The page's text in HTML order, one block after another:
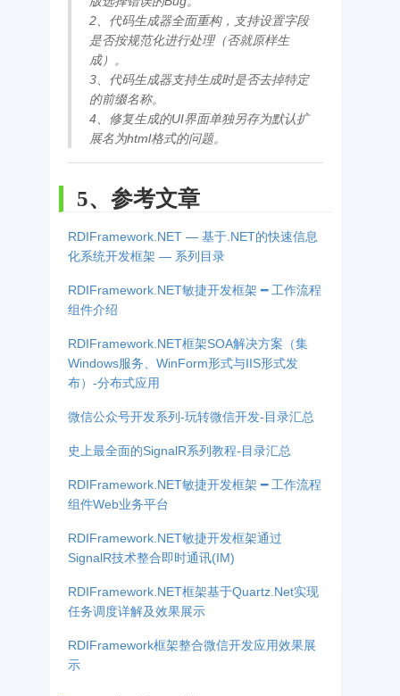
2、代码生成器全面重构，支持设置字段
是否按规范化进行处理（否就原样生
成）。
3、代码生成器支持生成时是否去掉特定
的前缀名称。
4、修复生成的UI界面单独另存为默认扩
展名为html格式的问题。
5、参考文章
RDIFramework.NET — 基于.NET的快速信息
化系统开发框架 — 系列目录
RDIFramework.NET敏捷开发框架 ━ 工作流程
组件介绍
RDIFramework.NET框架SOA解决方案（集
Windows服务、WinForm形式与IIS形式发
布）-分布式应用
微信公众号开发系列-玩转微信开发-目录汇总
史上最全面的SignalR系列教程-目录汇总
RDIFramework.NET敏捷开发框架 ━ 工作流程
组件Web业务平台
RDIFramework.NET敏捷开发框架通过
SignalR技术整合即时通讯(IM)
RDIFramework.NET框架基于Quartz.Net实现
任务调度详解及效果展示
RDIFramework框架整合微信开发应用效果展
示